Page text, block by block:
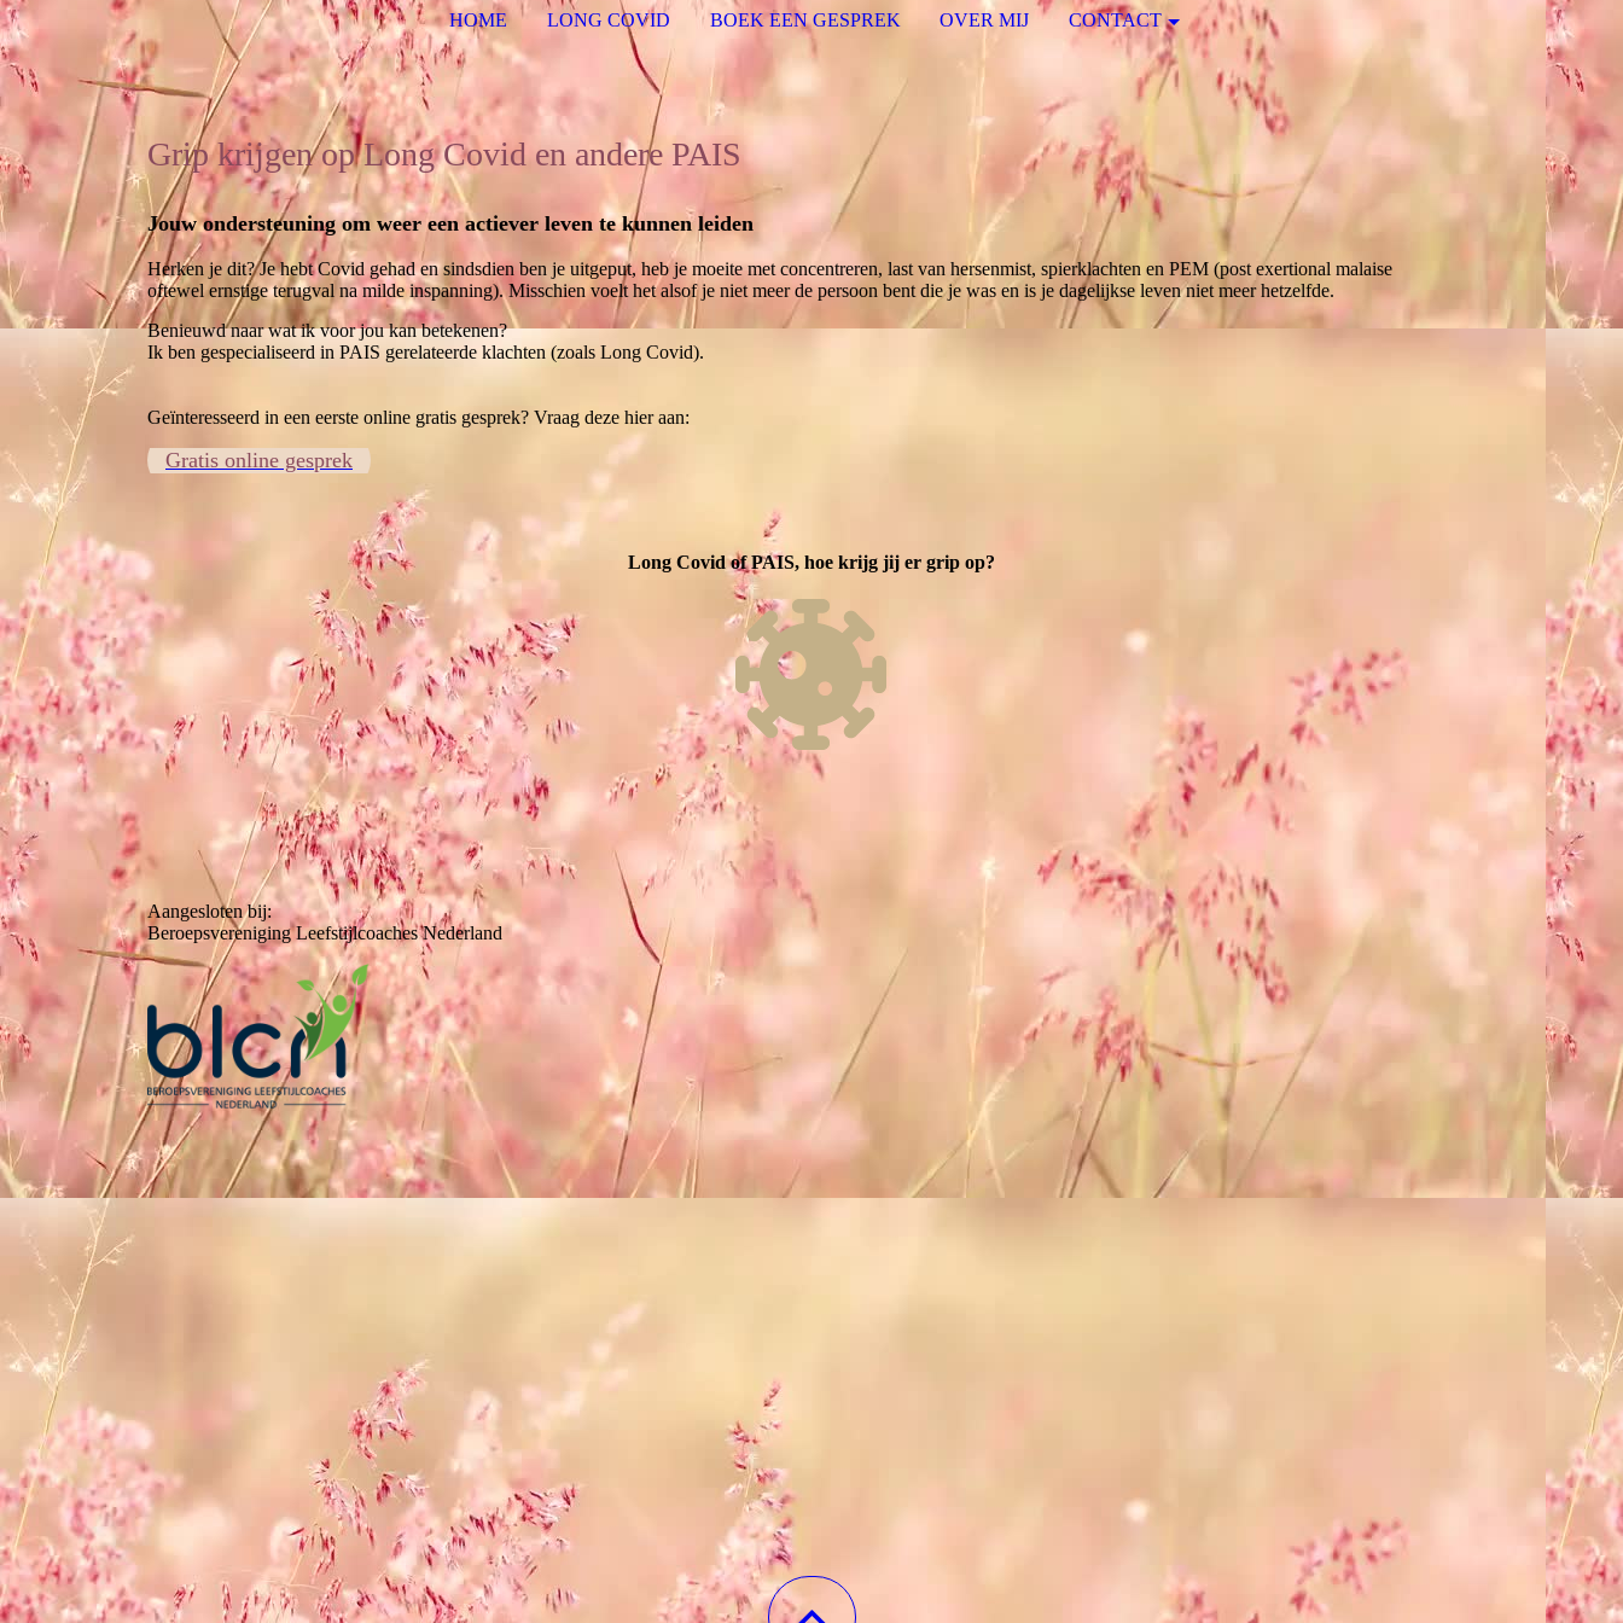
HOME LONG COVID BOEK EEN GESPREK OVER MIJ CONTACT
Grip krijgen op Long Covid en andere PAIS
Jouw ondersteuning om weer een actiever leven te kunnen leiden
Herken je dit? Je hebt Covid gehad en sindsdien ben je uitgeput, heb je moeite met concentreren, last van hersenmist, spierklachten en PEM (post exertional malaise
oftewel ernstige terugval na milde inspanning). Misschien voelt het alsof je niet meer de persoon bent die je was en is je dagelijkse leven niet meer hetzelfde.
Benieuwd naar wat ik voor jou kan betekenen?
Ik ben gespecialiseerd in PAIS gerelateerde klachten (zoals Long Covid).
Geïnteresseerd in een eerste online gratis gesprek? Vraag deze hier aan:
Gratis online gesprek
Long Covid of PAIS, hoe krijg jij er grip op?
Aangesloten bij:
Beroepsvereniging Leefstijlcoaches Nederland